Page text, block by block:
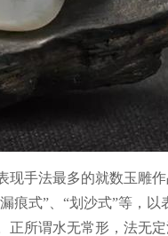
手法最多的就数玉雕
痕式”、“划沙式”等，
所谓水无常形，法无